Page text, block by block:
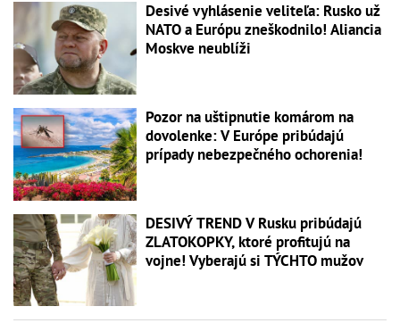
Desivé vyhlásenie veliteľa: Rusko už
NATO a Európu zneškodnilo! Aliancia
Moskve neublíži
Pozor na uštipnutie komárom na
dovolenke: V Európe pribúdajú
prípady nebezpečného ochorenia!
DESIVÝ TREND V Rusku pribúdajú
ZLATOKOPKY, ktoré profitujú na
vojne! Vyberajú si TÝCHTO mužov